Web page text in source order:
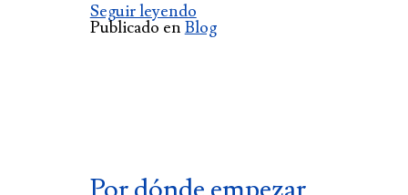
Seguir leyendo
Publicado en Blog